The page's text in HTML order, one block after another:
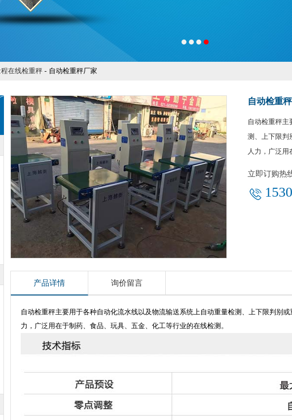
程在线检重秤 - 自动检重秤厂家
自动检重
自动检重秤主
测、上下限判
人力，广泛用
立即订购热
产品详情 询价留言
自动检重秤主要用于各种自动化流水线以及物流输送系统上自动重量检测、上下限判别
力，广泛用在于制药、食品、玩具、五金、化工等行业的在线检测。